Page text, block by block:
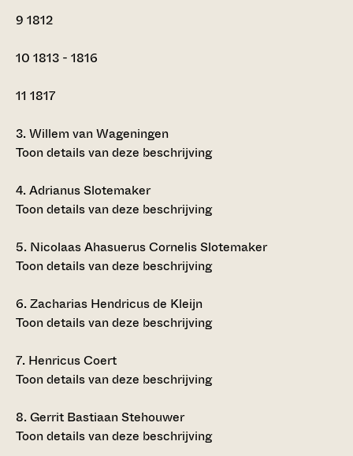
9 1812
10 1813 - 1816
11 1817
3.Willem van Wageningen
Toon details van deze beschrijving
4.Adrianus Slotemaker
Toon details van deze beschrijving
5. Nicolaas Ahasuerus Cornelis Slotemaker
Toon details van deze beschrijving
6.Zacharias Hendricus de Kleijn
Toon details van deze beschrijving
7. Henricus Coert
Toon details van deze beschrijving
8.Gerrit Bastiaan Stehouwer
Toon details van deze beschrijving